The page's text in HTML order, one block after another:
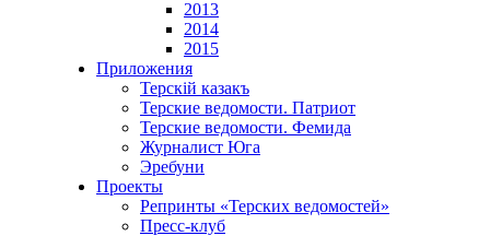
2013
2014
2015
Приложения
Терскiй казакъ
Терские ведомости. Патриот
Терские ведомости. Фемида
Журналист Юга
Эребуни
Проекты
Репринты «Терских ведомостей»
Пресс-клуб